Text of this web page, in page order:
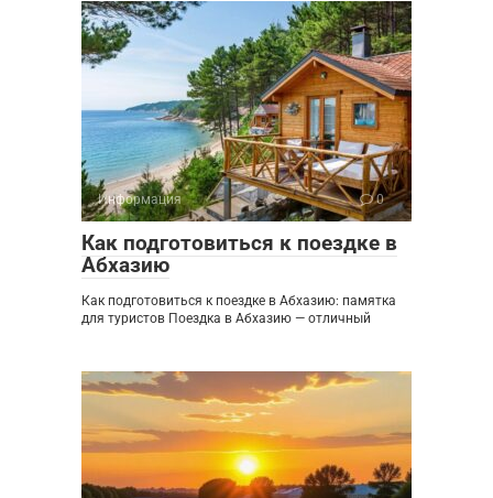
Информация 0
Как подготовиться к поездке в
Абхазию
Как подготовиться к поездке в Абхазию: памятка
для туристов Поездка в Абхазию — отличный